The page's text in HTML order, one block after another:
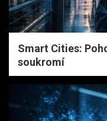
Smart Cities:
soukromí